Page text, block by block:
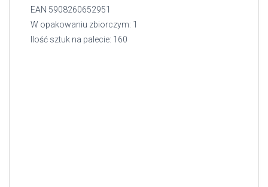
EAN 5908260652951
W opakowaniu zbiorczym: 1
Ilość sztuk na palecie: 160